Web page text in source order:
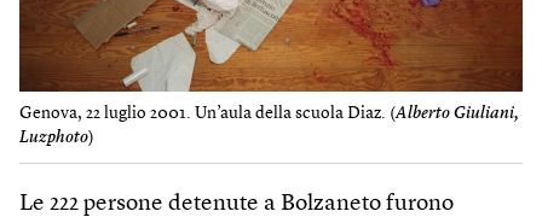
Genova, 22 luglio 2001. Un’aula della scuola Diaz. (Alberto Giuliani,
Luzphoto)
Le 222 persone detenute a Bolzaneto furono